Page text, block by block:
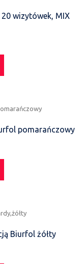
wizytówek, MIX
pomarańczowy
Biurfol żółty